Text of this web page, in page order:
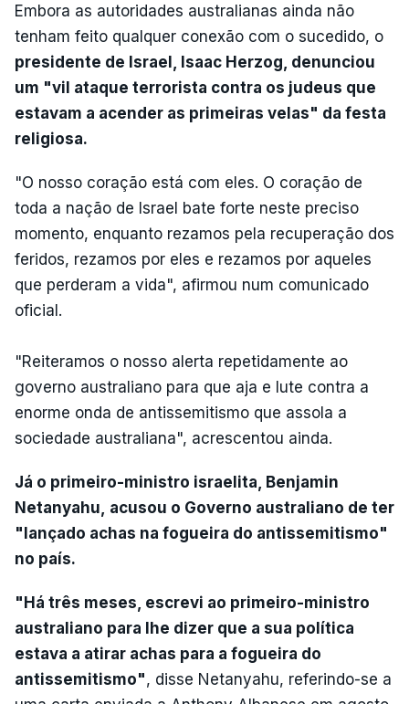
Embora as autoridades australianas ainda não
tenham feito qualquer conexão com o sucedido, o
presidente de Israel, Isaac Herzog, denunciou
um "vil ataque terrorista contra os judeus que
estavam a acender as primeiras velas" da festa
religiosa.
"O nosso coração está com eles. O coração de
toda a nação de Israel bate forte neste preciso
momento, enquanto rezamos pela recuperação dos
feridos, rezamos por eles e rezamos por aqueles
que perderam a vida", afirmou num comunicado
oficial.
"Reiteramos o nosso alerta repetidamente ao
governo australiano para que aja e lute contra a
enorme onda de antissemitismo que assola a
sociedade australiana", acrescentou ainda.
Já o primeiro-ministro israelita, Benjamin
Netanyahu, acusou o Governo australiano de ter
"lançado achas na fogueira do antissemitismo"
no país.
"Há três meses, escrevi ao primeiro-ministro
australiano para lhe dizer que a sua política
estava a atirar achas para a fogueira do
antissemitismo", disse Netanyahu, referindo-se a